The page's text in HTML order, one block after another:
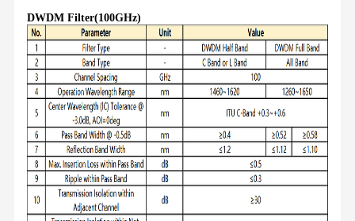
DWDM Filter(100GHz)